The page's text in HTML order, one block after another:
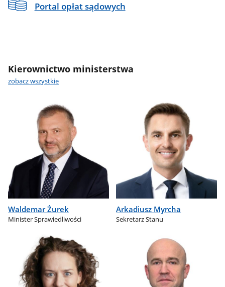
Portal opłat sądowych
Kierownictwo ministerstwa
zobacz wszystkie
Waldemar Żurek
Minister Sprawiedliwości
Arkadiusz Myrcha
Sekretarz Stanu